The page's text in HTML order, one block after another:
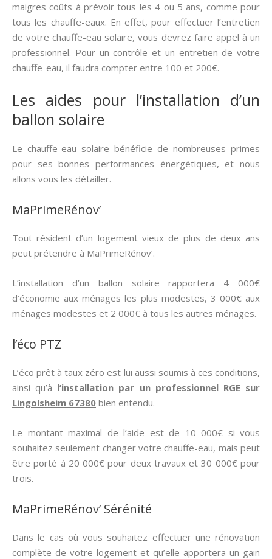
maigres coûts à prévoir tous les 4 ou 5 ans, comme pour
tous les chauffe-eaux. En effet, pour effectuer l’entretien
de votre chauffe-eau solaire, vous devrez faire appel à un
professionnel. Pour un contrôle et un entretien de votre
chauffe-eau, il faudra compter entre 100 et 200€.
Les aides pour l’installation d’un
ballon solaire
Le chauffe-eau solaire bénéficie de nombreuses primes
pour ses bonnes performances énergétiques, et nous
allons vous les détailler.
MaPrimeRénov’
Tout résident d’un logement vieux de plus de deux ans
peut prétendre à MaPrimeRénov’.
L’installation d’un ballon solaire rapportera 4 000€
d’économie aux ménages les plus modestes, 3 000€ aux
ménages modestes et 2 000€ à tous les autres ménages.
l’éco PTZ
L’éco prêt à taux zéro est lui aussi soumis à ces conditions,
ainsi qu’à l’installation par un professionnel RGE sur
Lingolsheim 67380 bien entendu.
Le montant maximal de l’aide est de 10 000€ si vous
souhaitez seulement changer votre chauffe-eau, mais peut
être porté à 20 000€ pour deux travaux et 30 000€ pour
trois.
MaPrimeRénov’ Sérénité
Dans le cas où vous souhaitez effectuer une rénovation
complète de votre logement et qu’elle apportera un gain